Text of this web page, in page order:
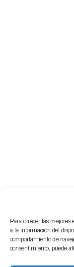
Para ofrecer las mejores
a la información del
comportamiento de
consentimiento, puede